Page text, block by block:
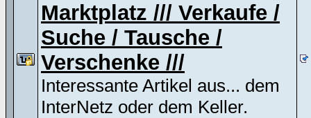
Marktplatz /// Verkaufe /
Suche / Tausche /
Verschenke ///
Interessante Artikel aus... dem
InterNetz oder dem Keller.